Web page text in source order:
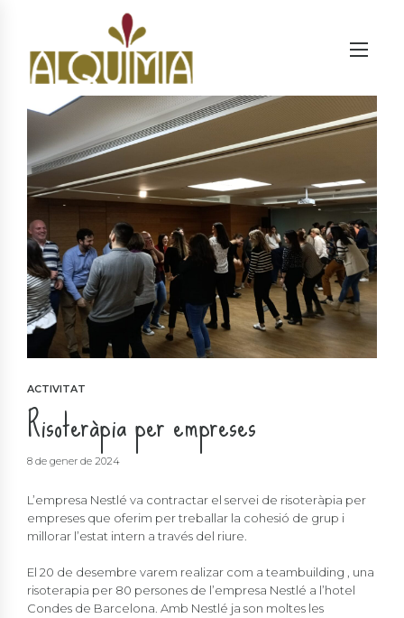
ACTIVITAT
Risoteràpia per empreses
8 de gener de 2024
L’empresa Nestlé va contractar el servei de risoteràpia per
empreses que oferim per treballar la cohesió de grup i
millorar l’estat intern a través del riure.
El 20 de desembre varem realizar com a teambuilding , una
risoterapia per 80 persones de l’empresa Nestlé a l’hotel
Condes de Barcelona. Amb Nestlé ja son moltes les